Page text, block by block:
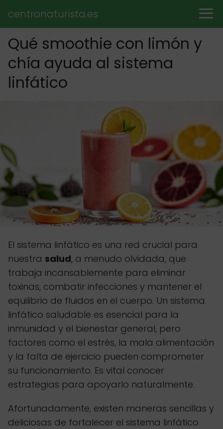
centronaturista.es
Qué smoothie con limón y
chía ayuda al sistema
linfático
El sistema linfático es una red crucial para
nuestra salud, a menudo olvidada, que
trabaja incansablemente para eliminar
toxinas, combatir infecciones y mantener el
equilibrio de fluidos en el cuerpo. Un sistema
linfático saludable es esencial para la
inmunidad y el bienestar general, pero
factores como el estrés, la mala alimentación
y la falta de ejercicio pueden comprometer
su funcionamiento. Es vital conocer
estrategias para apoyarlo naturalmente.
Afortunadamente, existen maneras sencillas y
deliciosas de fortalecer el sistema linfático